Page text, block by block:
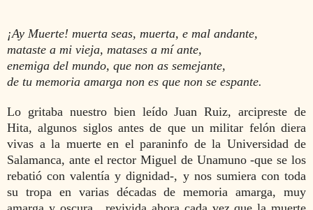
¡Ay Muerte! muerta seas, muerta, e mal andante,
mataste a mi vieja, matases a mí ante,
enemiga del mundo, que non as semejante,
de tu memoria amarga non es que non se espante.
Lo gritaba nuestro bien leído Juan Ruiz, arcipreste de
Hita, algunos siglos antes de que un militar felón diera
vivas a la muerte en el paraninfo de la Universidad de
Salamanca, ante el rector Miguel de Unamuno -que se los
rebatió con valentía y dignidad-, y nos sumiera con toda
su tropa en varias décadas de memoria amarga, muy